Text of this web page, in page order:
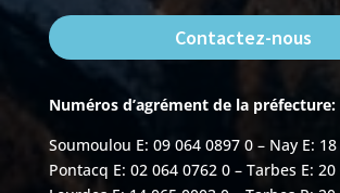
Contactez-nous
Numéros d’agrément de la préfecture:
Soumoulou E: 09 064 0897 0 – Nay E:
Pontacq E: 02 064 0762 0 – Tarbes E: